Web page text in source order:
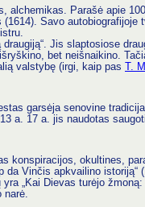
alchemikas. Parašė apie
Savo autobiografijoje
Jis slaptosiose
bet neišnaikino.
valstybę (irgi, kaip pas
T.
garsėja senovine
a. 17 a. jis naudotas
konspiracijos, okultines,
da Vinčis apkvailino istoriją“
„Kai Dievas turėjo
narė.